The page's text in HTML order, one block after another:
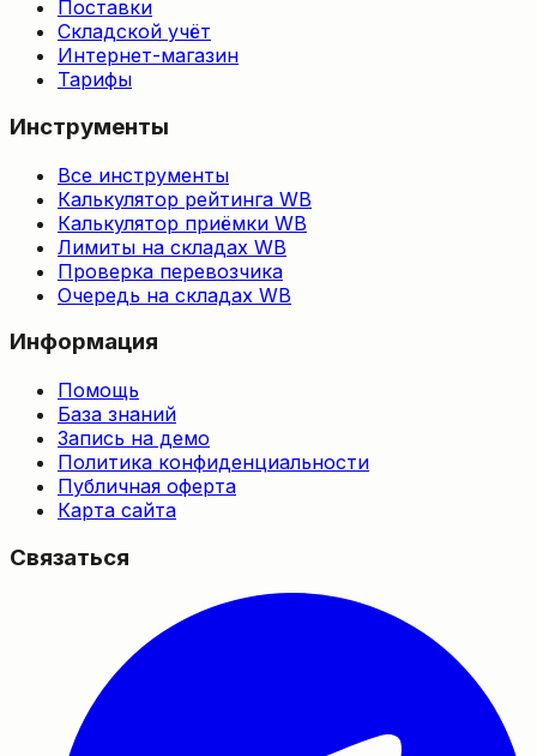
Поставки
Складской учёт
Интернет-магазин
Тарифы
Инструменты
Все инструменты
Калькулятор рейтинга WB
Калькулятор приёмки WB
Лимиты на складах WB
Проверка перевозчика
Очередь на складах WB
Информация
Помощь
База знаний
Запись на демо
Политика конфиденциальности
Публичная оферта
Карта сайта
Связаться